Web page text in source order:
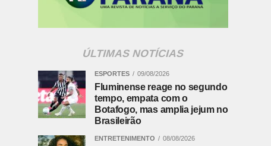
ÚLTIMAS NOTÍCIAS
ESPORTES 09/08/2026
Fluminense reage no segundo
tempo, empata com o
Botafogo, mas amplia jejum no
Brasileirão
ENTRETENIMENTO 08/08/2026